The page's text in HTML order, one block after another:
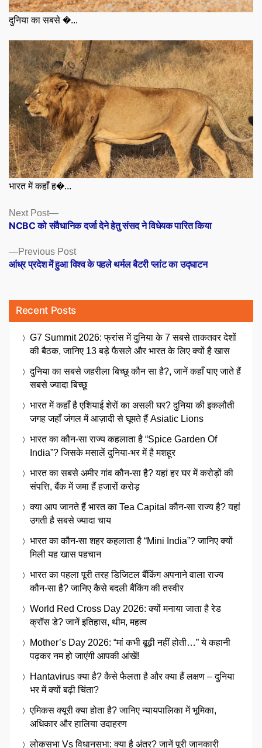
दुनिया का सबसे �...
भारत में कहाँ ह�...
Posts
navigation
Previous PostPrevious
post:
आंध्र प्रदेश में हुआ विश्व के पहले थर्मल बैटरी प्लांट का उद्घाटन
Next Post
Next
post:
NCBC को संवैधानिक दर्जा देने हेतु संसद ने विधेयक पारित किया
Recent Posts
G7 Summit 2026: फ्रांस में दुनिया के 7 सबसे ताकतवर देशों
की बैठक, जानिए 13 बड़े फैसले और भारत के लिए क्यों है खास
दुनिया का सबसे जहरीला बिच्छू कौन सा है?, जानें कहाँ पाए जाते हैं
सबसे ज्यादा बिच्छू
भारत में कहाँ है एशियाई शेरों का असली घर? दुनिया की इकलौती
जगह जहाँ जंगल में आज़ादी से घूमते हैं Asiatic Lions
भारत का कौन-सा राज्य कहलाता है “Spice Garden Of
India”? जिसके मसालें दुनिया-भर में है मशहूर
भारत का सबसे अमीर गांव कौन-सा है? यहां हर घर में करोड़ों की
संपत्ति, बैंक में जमा हैं हजारों करोड़
क्या आप जानते हैं भारत का Tea Capital कौन-सा राज्य है? यहां
उगती है सबसे ज्यादा चाय
भारत का कौन-सा शहर कहलाता है “Mini India”? जानिए क्यों
मिली यह खास पहचान
भारत का पहला पूरी तरह डिजिटल बैंकिंग अपनाने वाला राज्य
कौन-सा है? जानिए कैसे बदली बैंकिंग की तस्वीर
World Red Cross Day 2026: क्यों मनाया जाता है रेड
क्रॉस डे? जानें इतिहास, थीम, महत्व
Mother’s Day 2026: “मां कभी बूढ़ी नहीं होती…” ये कहानी
पढ़कर नम हो जाएंगी आपकी आंखें!
Hantavirus क्या है? कैसे फैलता है और क्या हैं लक्षण – दुनिया
भर में क्यों बढ़ी चिंता?
एमिकस क्यूरी क्या होता है? जानिए न्यायपालिका में भूमिका,
अधिकार और हालिया उदाहरण
लोकसभा Vs विधानसभा: क्या है अंतर? जानें पूरी जानकारी